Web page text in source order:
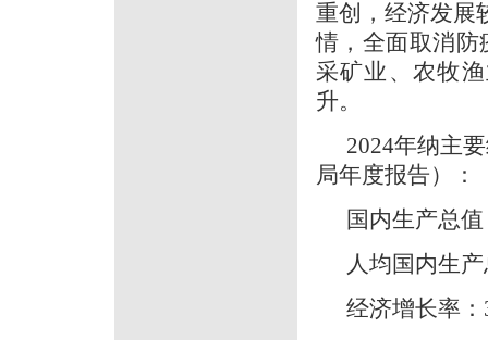
重创，经济发展
情，全面取消防
采矿业、农牧
升。
2024年纳主
局年度报告）：
国内生产总
人均国内生
经济增长率：